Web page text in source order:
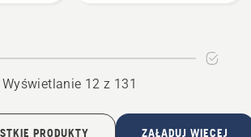
Wyświetlanie 12 z 131
PRODUKTY ZAŁADUJ WIĘCEJ